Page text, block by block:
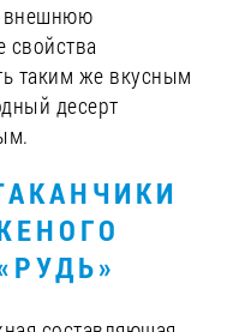
внешнюю
свойства
таким же вкусным
десерт